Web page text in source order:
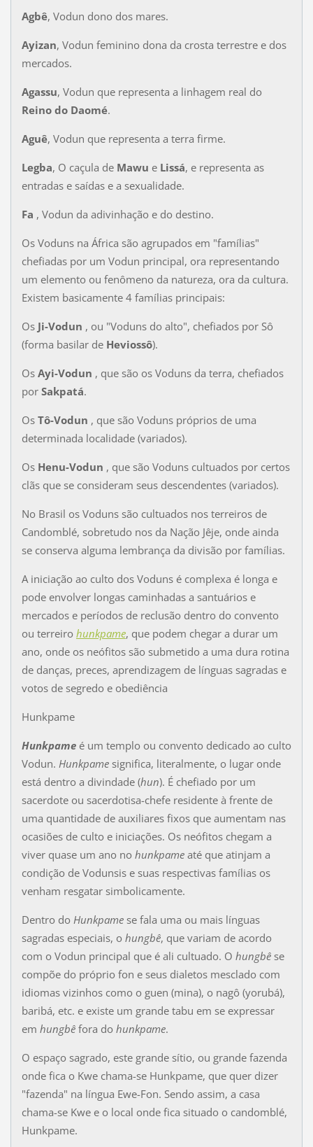
Agbê, Vodun dono dos mares.
Ayizan, Vodun feminino dona da crosta terrestre e dos
mercados.
Agassu, Vodun que representa a linhagem real do
Reino do Daomé.
Aguê, Vodun que representa a terra firme.
Legba, O caçula de Mawu e Lissá, e representa as
entradas e saídas e a sexualidade.
Fa , Vodun da adivinhação e do destino.
Os Voduns na África são agrupados em "famílias"
chefiadas por um Vodun principal, ora representando
um elemento ou fenômeno da natureza, ora da cultura.
Existem basicamente 4 famílias principais:
Os Ji-Vodun , ou "Voduns do alto", chefiados por Sô
(forma basilar de Heviossô).
Os Ayi-Vodun , que são os Voduns da terra, chefiados
por Sakpatá.
Os Tô-Vodun , que são Voduns próprios de uma
determinada localidade (variados).
Os Henu-Vodun , que são Voduns cultuados por certos
clãs que se consideram seus descendentes (variados).
No Brasil os Voduns são cultuados nos terreiros de
Candomblé, sobretudo nos da Nação Jêje, onde ainda
se conserva alguma lembrança da divisão por famílias.
A iniciação ao culto dos Voduns é complexa é longa e
pode envolver longas caminhadas a santuários e
mercados e períodos de reclusão dentro do convento
ou terreiro hunkpame, que podem chegar a durar um
ano, onde os neófitos são submetido a uma dura rotina
de danças, preces, aprendizagem de línguas sagradas e
votos de segredo e obediência
Hunkpame
Hunkpameé um templo ou convento dedicado ao culto
Vodun. Hunkpamesignifica, literalmente, o lugar onde
está dentro a divindade (hun). É chefiado por um
sacerdote ou sacerdotisa-chefe residente à frente de
uma quantidade de auxiliares fixos que aumentam nas
ocasiões de culto e iniciações. Os neófitos chegam a
viver quase um ano no hunkpameaté que atinjam a
condição de Vodunsis e suas respectivas famílias os
venham resgatar simbolicamente.
Dentro do Hunkpamese fala uma ou mais línguas
sagradas especiais, o hungbê, que variam de acordo
com o Vodun principal que é ali cultuado. O hungbêse
compõe do próprio fon e seus dialetos mesclado com
idiomas vizinhos como o guen (mina), o nagô (yorubá),
baribá, etc. e existe um grande tabu em se expressar
em hungbêfora do hunkpame.
O espaço sagrado, este grande sítio, ou grande fazenda
onde fica o Kwe chama-se Hunkpame, que quer dizer
"fazenda" na língua Ewe-Fon. Sendo assim, a casa
chama-se Kwe e o local onde fica situado o candomblé,
Hunkpame.